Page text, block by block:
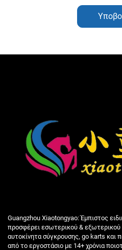
Guangzhou Xiaotongyao: Έμπιστος
προσφέρει εσωτερικού &
αυτοκίνητα σύγκρουσης, go karts και
από το εργοστάσιο με 14+ χρόνια